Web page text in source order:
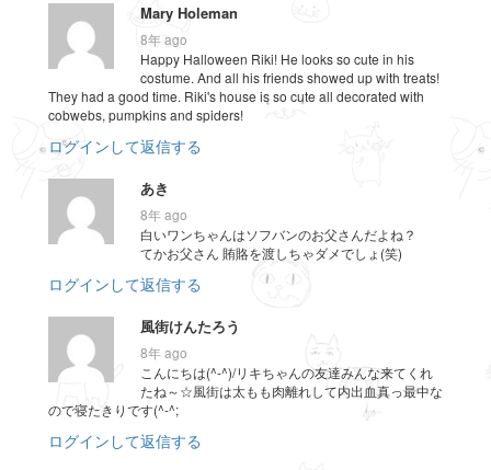
Mary Holeman
8年 ago
Happy Halloween Riki! He looks so cute in his
costume. And all his friends showed up with treats!
They had a good time. Riki's house is so cute all decorated with
cobwebs, pumpkins and spiders!
ログインして返信する
あき
8年 ago
白いワンちゃんはソフバンのお父さんだよね？
てかお父さん 賄賂を渡しちゃダメでしょ(笑)
ログインして返信する
風街けんたろう
8年 ago
こんにちは(^-^)/リキちゃんの友達みんな来てくれ
たね～☆風街は太もも肉離れして内出血真っ最中な
ので寝たきりです(^-^;
ログインして返信する